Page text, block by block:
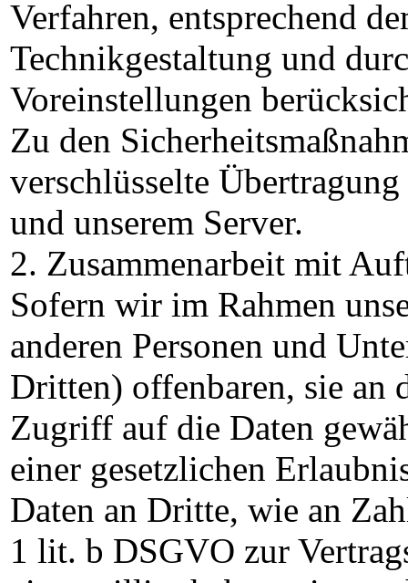
Verfahren, entsprechend
Technikgestaltung und
Voreinstellungen
Zu den
verschlüsselte
und unserem Server.
2. Zusammenarbeit mit
Sofern wir im Rahmen
anderen Personen und
Dritten) offenbaren, sie an
Zugriff auf die Daten
einer gesetzlichen
Daten an Dritte, wie an
1 lit. b DSGVO zur